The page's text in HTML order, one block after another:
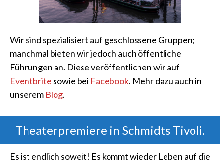
Wir sind spezialisiert auf geschlossene Gruppen;
manchmal bieten wir jedoch auch öffentliche
Führungen an. Diese veröffentlichen wir auf
Eventbrite sowie bei Facebook. Mehr dazu auch in
unserem Blog.
Theaterpremiere in Schmidts Tivoli.
Es ist endlich soweit! Es kommt wieder Leben auf die